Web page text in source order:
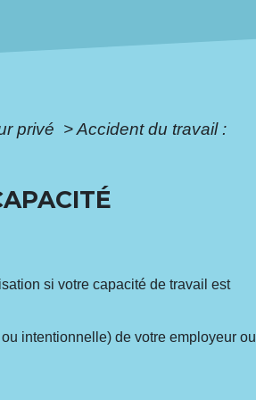
privé >Accident du travail :
si votre capacité de travail est
intentionnelle) de votre employeur ou